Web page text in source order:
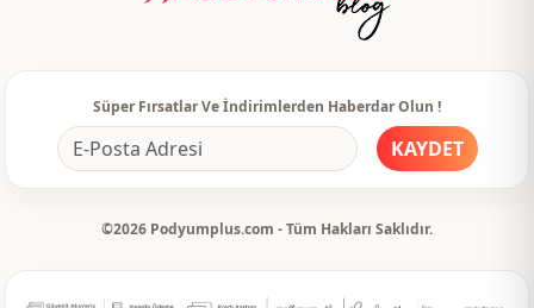
Süper Fırsatlar Ve İndirimlerden Haberdar Olun !
KAYDET
©2026 Podyumplus.com - Tüm Hakları Saklıdır.